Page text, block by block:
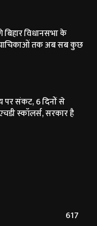
विधानसभा के
तक अब सब कुछ
पर संकट, 6 दिनों से
स्कॉलर्स, सरकार है
617